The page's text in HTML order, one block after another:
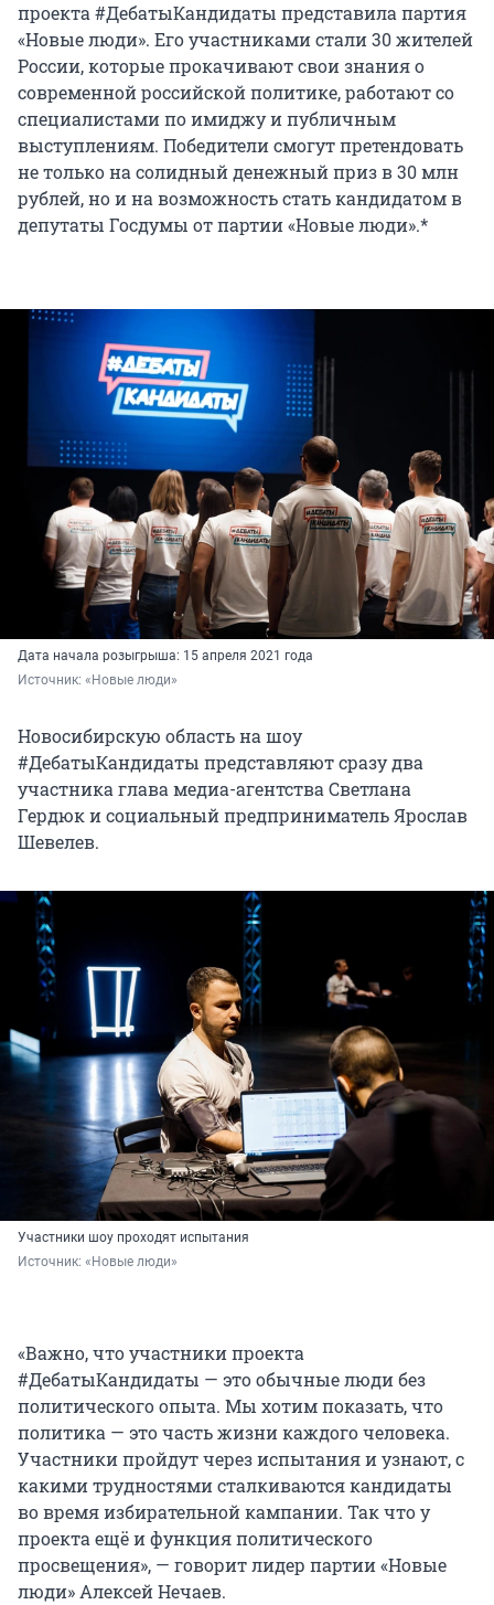
проекта #ДебатыКандидаты представила партия
«Новые люди». Его участниками стали 30 жителей
России, которые прокачивают свои знания о
современной российской политике, работают со
специалистами по имиджу и публичным
выступлениям. Победители смогут претендовать
не только на солидный денежный приз в 30 млн
рублей, но и на возможность стать кандидатом в
депутаты Госдумы от партии «Новые люди».*
Дата начала розыгрыша: 15 апреля 2021 года
Источник: «Новые люди»
Новосибирскую область на шоу
#ДебатыКандидаты представляют сразу два
участника глава медиа-агентства Светлана
Гердюк и социальный предприниматель Ярослав
Шевелев.
Участники шоу проходят испытания
Источник: «Новые люди»
«Важно, что участники проекта
#ДебатыКандидаты — это обычные люди без
политического опыта. Мы хотим показать, что
политика — это часть жизни каждого человека.
Участники пройдут через испытания и узнают, с
какими трудностями сталкиваются кандидаты
во время избирательной кампании. Так что у
проекта ещё и функция политического
просвещения», — говорит лидер партии «Новые
люди» Алексей Нечаев.